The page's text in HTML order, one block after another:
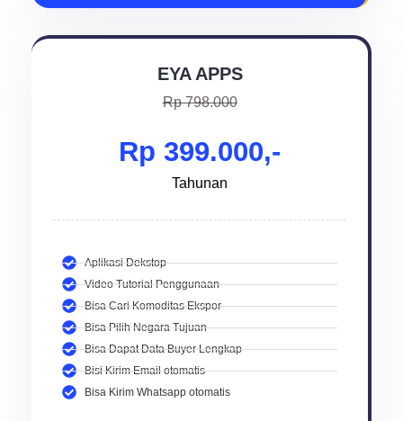
EYA APPS
Rp 798.000
Rp 399.000,-
Tahunan
Aplikasi Dekstop
Video Tutorial Penggunaan
Bisa Cari Komoditas Ekspor
Bisa Pilih Negara Tujuan
Bisa Dapat Data Buyer Lengkap
Bisi Kirim Email otomatis
Bisa Kirim Whatsapp otomatis